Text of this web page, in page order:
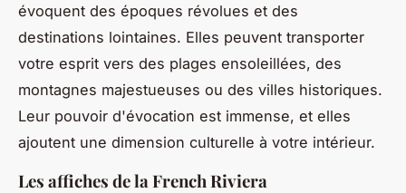
évoquent des époques révolues et des
destinations lointaines. Elles peuvent transporter
votre esprit vers des plages ensoleillées, des
montagnes majestueuses ou des villes historiques.
Leur pouvoir d'évocation est immense, et elles
ajoutent une dimension culturelle à votre intérieur.
Les affiches de la French Riviera